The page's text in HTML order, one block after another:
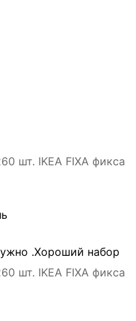
шт. IKEA FIXA фикса
.Хороший набор
шт. IKEA FIXA фикса